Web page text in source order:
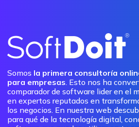
Somos la primera consultoría
para empresas. Esto nos ha
comparador de software lider en el
en expertos reputados en
los negocios. En nuestra web
para qué de la tecnología digital,